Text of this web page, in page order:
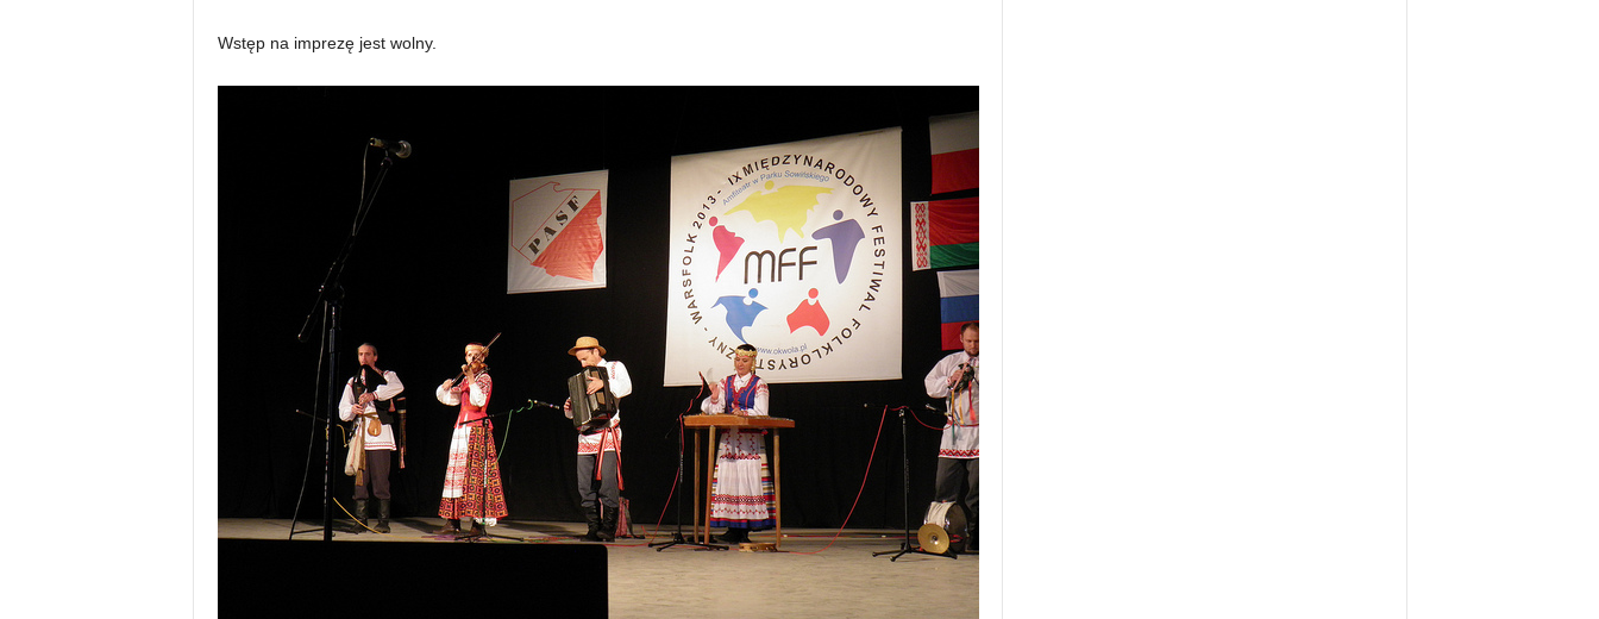
Wstęp na imprezę jest wolny.